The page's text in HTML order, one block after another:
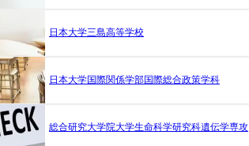
日本大学三島高等学校
日本大学国際関係学部国際総合政策学科
総合研究大学院大学生命科学研究科遺伝学専攻